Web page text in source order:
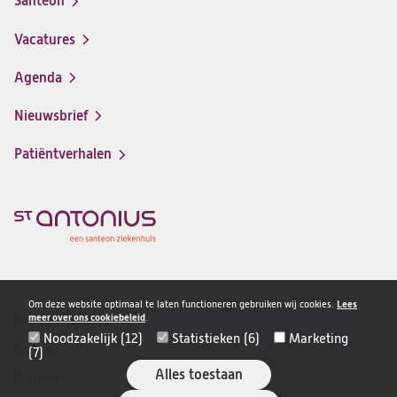
Om deze website optimaal te laten functioneren gebruiken wij cookies. Lees
meer over ons cookiebeleid.
Noodzakelijk (12) Statistieken (6)
Marketing
(7)
Alles toestaan
(opent
in
nieuwe
Vacatures
(opent
in
nieuwe
Agenda
Nieuwsbrief
Patiëntverhalen
Disclaimer
navigatie
Privacy & veiligheid
Cookies